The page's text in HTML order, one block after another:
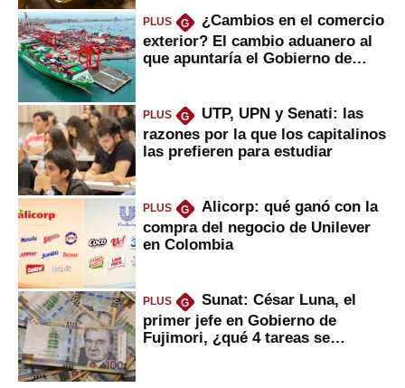
PLUS G
¿Cambios en el comercio
exterior? El cambio aduanero al
que apuntaría el Gobierno de
PLUS G
UTP, UPN y Senati: las
razones por la que los capitalinos
las prefieren para estudiar
PLUS G
Alicorp: qué ganó con la
compra del negocio de Unilever
en Colombia
PLUS G
Sunat: César Luna, el
primer jefe en Gobierno de
Fujimori, ¿qué 4 tareas se